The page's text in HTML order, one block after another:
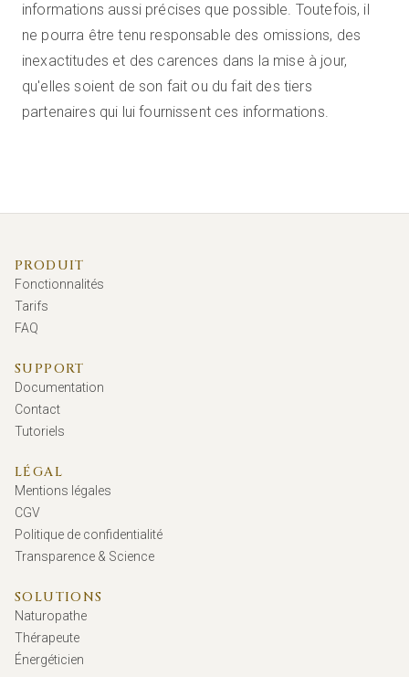
informations aussi précises que possible. Toutefois, il
ne pourra être tenu responsable des omissions, des
inexactitudes et des carences dans la mise à jour,
qu'elles soient de son fait ou du fait des tiers
partenaires qui lui fournissent ces informations.
PRODUIT
Fonctionnalités
Tarifs
FAQ
SUPPORT
Documentation
Contact
Tutoriels
LÉGAL
Mentions légales
CGV
Politique de confidentialité
Transparence & Science
SOLUTIONS
Naturopathe
Thérapeute
Énergéticien